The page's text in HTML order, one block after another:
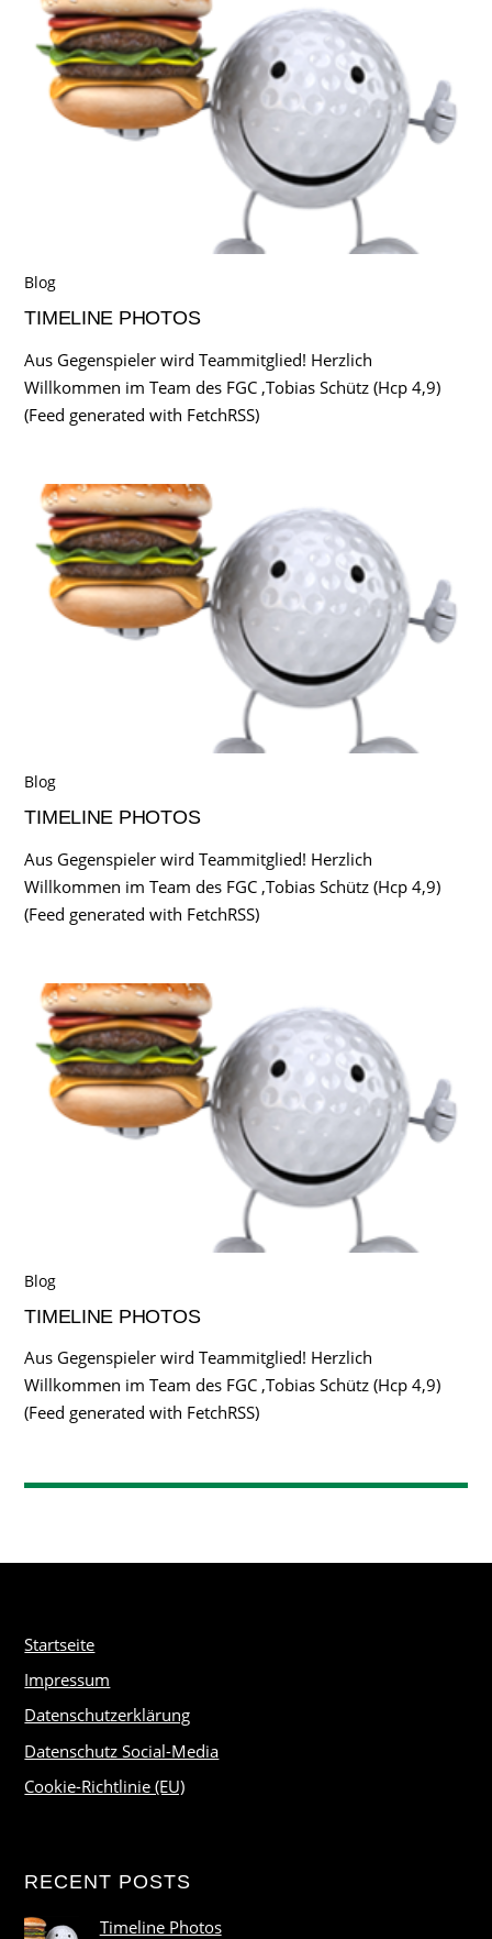
Blog
TIMELINE PHOTOS
Aus Gegenspieler wird Teammitglied! Herzlich
Willkommen im Team des FGC ,Tobias Schütz (Hcp 4,9)
(Feed generated with FetchRSS)
Blog
TIMELINE PHOTOS
Aus Gegenspieler wird Teammitglied! Herzlich
Willkommen im Team des FGC ,Tobias Schütz (Hcp 4,9)
(Feed generated with FetchRSS)
Blog
TIMELINE PHOTOS
Aus Gegenspieler wird Teammitglied! Herzlich
Willkommen im Team des FGC ,Tobias Schütz (Hcp 4,9)
(Feed generated with FetchRSS)
Startseite
Impressum
Datenschutzerklärung
Datenschutz Social-Media
Cookie-Richtlinie (EU)
RECENT POSTS
Timeline Photos